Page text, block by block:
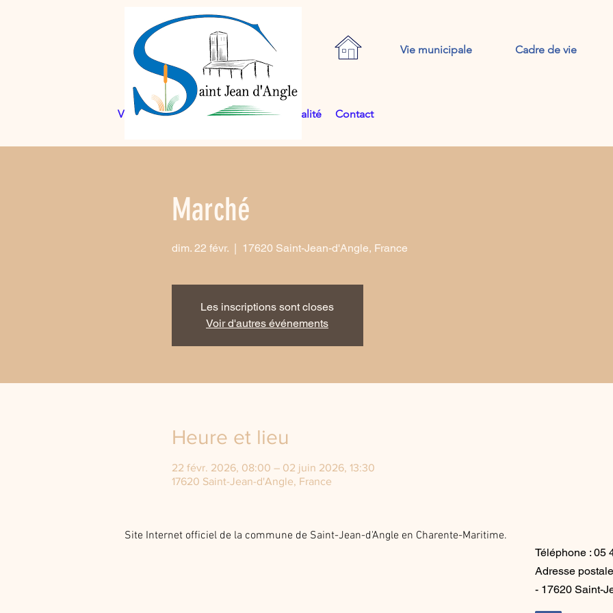
Vie municipale Cadre de vie
Marché
dim. 22 févr.
  |
17620 Saint-Jean-d'Angle, France
Les inscriptions sont closes
Voir d'autres événements
Heure et lieu
22 févr. 2026, 08:00 – 02 juin 2026, 13:30
17620 Saint-Jean-d'Angle, France
Vie municipale Cadre de vie Actualité Contact
Téléphone : 05
Adresse
- 17620 Saint-
Site Internet officiel de la commune de Saint-Jean-d'Angle en Charente-Maritime.